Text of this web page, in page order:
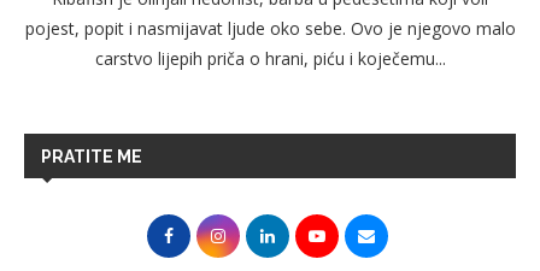
pojest, popit i nasmijavat ljude oko sebe. Ovo je njegovo malo
carstvo lijepih priča o hrani, piću i koječemu...
PRATITE ME